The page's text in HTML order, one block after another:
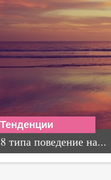
Тенденции
8 типа поведение на...